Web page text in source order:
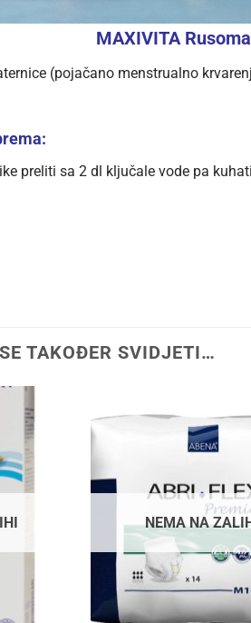
MAXIVITA
(pojačano menstrualno
preliti sa 2 dl ključale vode pa
TAKOĐER SVIDJETI…
NEMA NA